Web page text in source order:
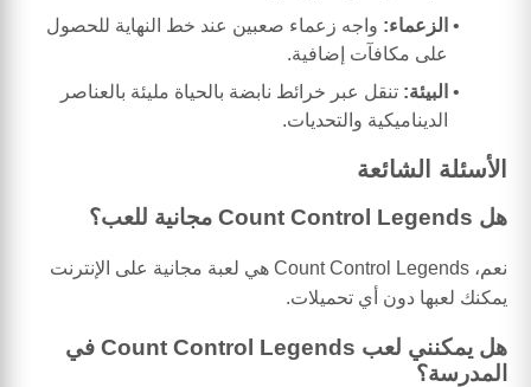
الزعماء: واجه زعماء صعبين عند خط النهاية للحصول
على مكافآت إضافية.
البيئة: تنقل عبر خرائط نابضة بالحياة مليئة بالعناصر
الديناميكية والتحديات.
الأسئلة الشائعة
هل Count Control Legends مجانية للعب؟
نعم، Count Control Legends هي لعبة مجانية على الإنترنت
يمكنك لعبها دون أي تحميلات.
هل يمكنني لعب Count Control Legends في
المدرسة؟